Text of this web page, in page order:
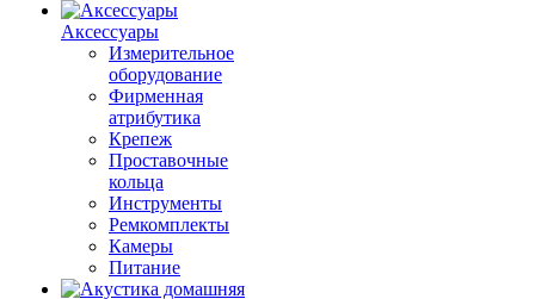
Аксессуары
Измерительное
оборудование
Фирменная
атрибутика
Крепеж
Проставочные
кольца
Инструменты
Ремкомплекты
Камеры
Питание